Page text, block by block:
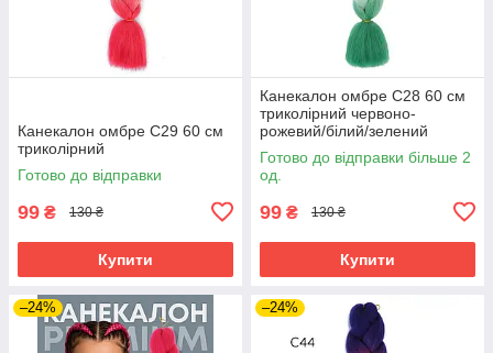
Канекалон омбре C29 60 см
триколірний
Готово до відправки
99 ₴ 130 ₴
Купити
Канекалон омбре C28 60 см
триколірний червоно-
рожевий/білий/зелений
Готово до відправки більше 2
од.
99 ₴ 130 ₴
Купити
–24% –24%